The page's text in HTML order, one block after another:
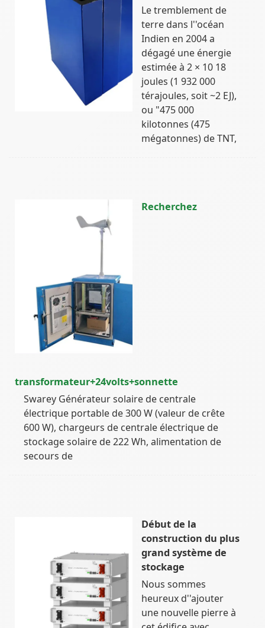
Le tremblement de
terre dans l''océan
Indien en 2004 a
dégagé une énergie
estimée à 2 × 10 18
joules (1 932 000
térajoules, soit ~2 EJ),
ou "475 000
kilotonnes (475
mégatonnes) de TNT,
Recherchez
transformateur+24volts+sonnette
Swarey Générateur solaire de centrale
électrique portable de 300 W (valeur de crête
600 W), chargeurs de centrale électrique de
stockage solaire de 222 Wh, alimentation de
secours de
Début de la
construction du plus
grand système de
stockage
Nous sommes
heureux d''ajouter
une nouvelle pierre à